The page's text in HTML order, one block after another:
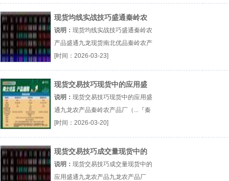
现货均线实战技巧盛通秦岭农
产品盛通九龙现货南北优品
说明： 现货均线实战技巧盛通秦岭农
产品盛通九龙现货南北优品秦岭农产
品厂（...『秦岭农产品』
[时间：2026-03-23]
现货交易技巧现货中的应用盛
通九龙农产品
说明： 现货交易技巧现货中的应用盛
通九龙农产品秦岭农产品厂（...『秦
岭农产品』
[时间：2026-03-20]
现货交易技巧成交量现货中的
应用盛通九龙农产品
说明： 现货交易技巧成交量现货中的
应用盛通九龙农产品九龙农产品厂